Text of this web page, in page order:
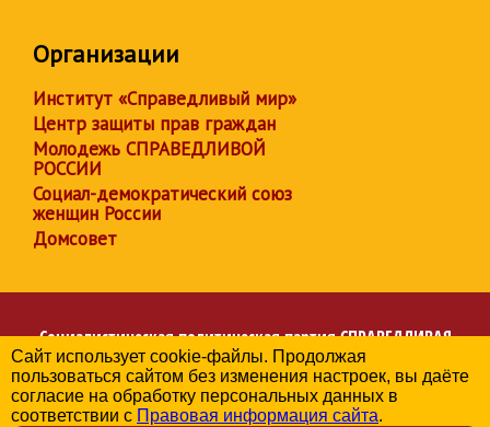
Организации
Институт «Справедливый мир»
Центр защиты прав граждан
Молодежь СПРАВЕДЛИВОЙ
РОССИИ
Социал-демократический союз
женщин России
Домсовет
Социалистическая политическая партияСПРАВЕДЛИВАЯ
РОССИЯ
Региональное отделение партии в Иркутской области
© 2006-2026
Сайт использует cookie-файлы. Продолжая
пользоваться сайтом без изменения настроек, вы даёте
согласие на обработку персональных данных в
соответствии с Правовая информация сайта.